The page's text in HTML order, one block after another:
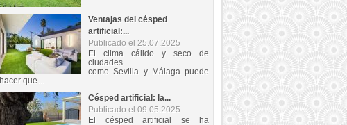
Ventajas del césped
artificial:...
Publicado el 25.07.2025
El clima cálido y seco de
ciudades
como Sevilla y Málaga puede
hacer que...
Césped artificial: la...
Publicado el 09.05.2025
El césped artificial se ha